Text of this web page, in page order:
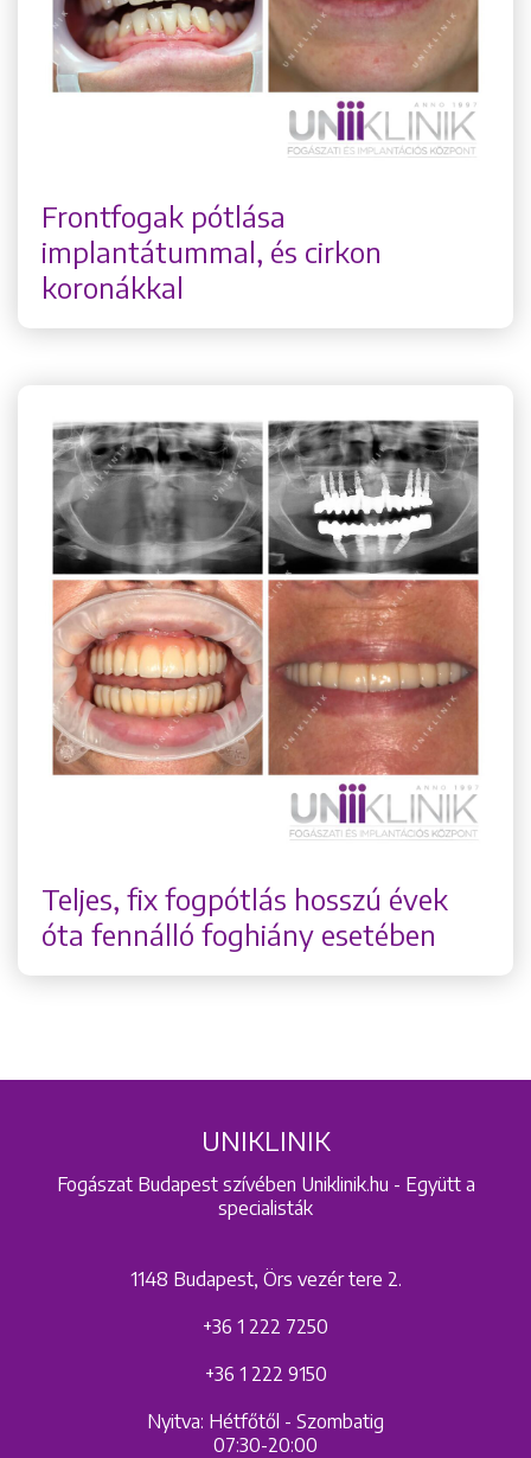
Frontfogak pótlása
implantátummal, és cirkon
koronákkal
Teljes, fix fogpótlás hosszú évek
óta fennálló foghiány esetében
UNIKLINIK
Fogászat Budapest szívében Uniklinik.hu - Együtt a
specialisták
1148 Budapest, Örs vezér tere 2.
+36 1 222 7250
+36 1 222 9150
Nyitva: Hétfőtől - Szombatig
07:30-20:00